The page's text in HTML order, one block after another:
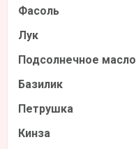
Фасоль
Лук
Подсолнечное масло
Базилик
Петрушка
Кинза